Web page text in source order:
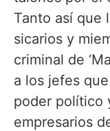
Tanto así que
sicarios y
criminal de
a los jefes
poder político
empresarios